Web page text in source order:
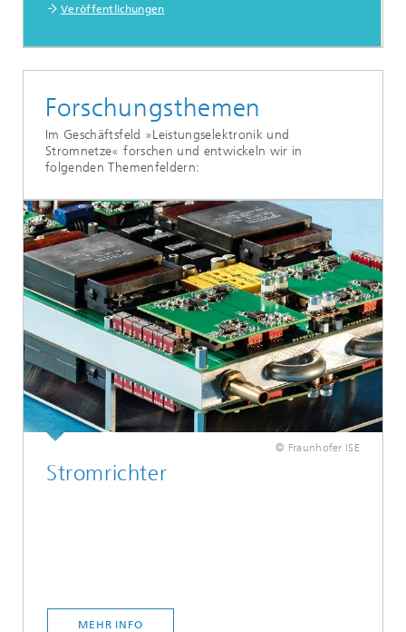
Veröffentlichungen
Forschungsthemen
Im Geschäftsfeld »Leistungselektronik und
Stromnetze« forschen und entwickeln wir in
folgenden Themenfeldern:
© Fraunhofer ISE
Stromrichter
MEHR INFO